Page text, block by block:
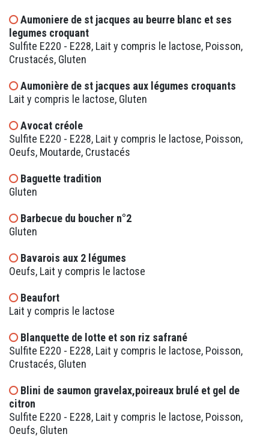
Aumoniere de st jacques au beurre blanc et ses
legumes croquant
Sulfite E220 - E228, Lait y compris le lactose, Poisson,
Crustacés, Gluten
Aumonière de st jacques aux légumes croquants
Lait y compris le lactose, Gluten
Avocat créole
Sulfite E220 - E228, Lait y compris le lactose, Poisson,
Oeufs, Moutarde, Crustacés
Baguette tradition
Gluten
Barbecue du boucher n°2
Gluten
Bavarois aux 2 légumes
Oeufs, Lait y compris le lactose
Beaufort
Lait y compris le lactose
Blanquette de lotte et son riz safrané
Sulfite E220 - E228, Lait y compris le lactose, Poisson,
Crustacés, Gluten
Blini de saumon gravelax,poireaux brulé et gel de
citron
Sulfite E220 - E228, Lait y compris le lactose, Poisson,
Oeufs, Gluten